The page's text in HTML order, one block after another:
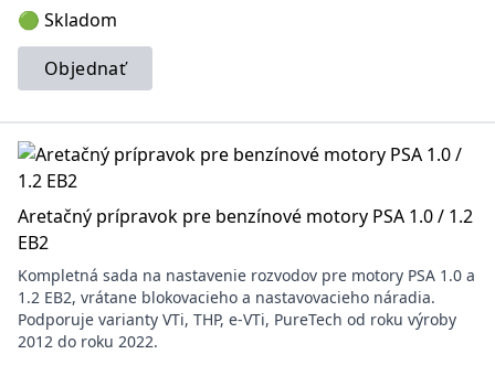
🟢 Skladom
Objednať
Aretačný prípravok pre benzínové motory PSA 1.0 / 1.2
EB2
Kompletná sada na nastavenie rozvodov pre motory PSA 1.0 a
1.2 EB2, vrátane blokovacieho a nastavovacieho náradia.
Podporuje varianty VTi, THP, e-VTi, PureTech od roku výroby
2012 do roku 2022.